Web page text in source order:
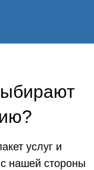
услуг и
нашей стороны